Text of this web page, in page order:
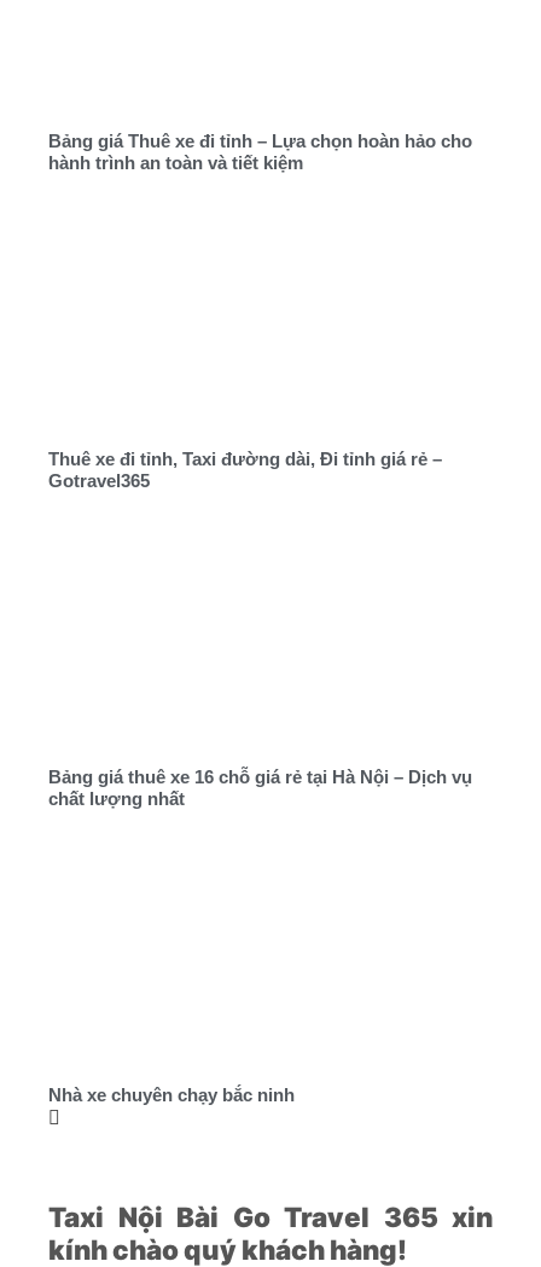
Bảng giá Thuê xe đi tỉnh – Lựa chọn hoàn hảo cho
hành trình an toàn và tiết kiệm
Thuê xe đi tỉnh, Taxi đường dài, Đi tỉnh giá rẻ –
Gotravel365
Bảng giá thuê xe 16 chỗ giá rẻ tại Hà Nội – Dịch vụ
chất lượng nhất
Nhà xe chuyên chạy bắc ninh
Taxi Nội Bài Go Travel 365 xin
kính chào quý khách hàng!